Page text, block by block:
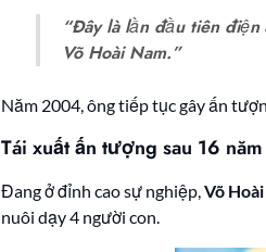
“Đây là lần đầu tiên
Võ Hoài Nam.”
Năm 2004, ông tiếp tục gây ấn
Tái xuất ấn tượng sau 16
Đang ở đỉnh cao sự nghiệp,Võ
nuôi dạy 4 người con.